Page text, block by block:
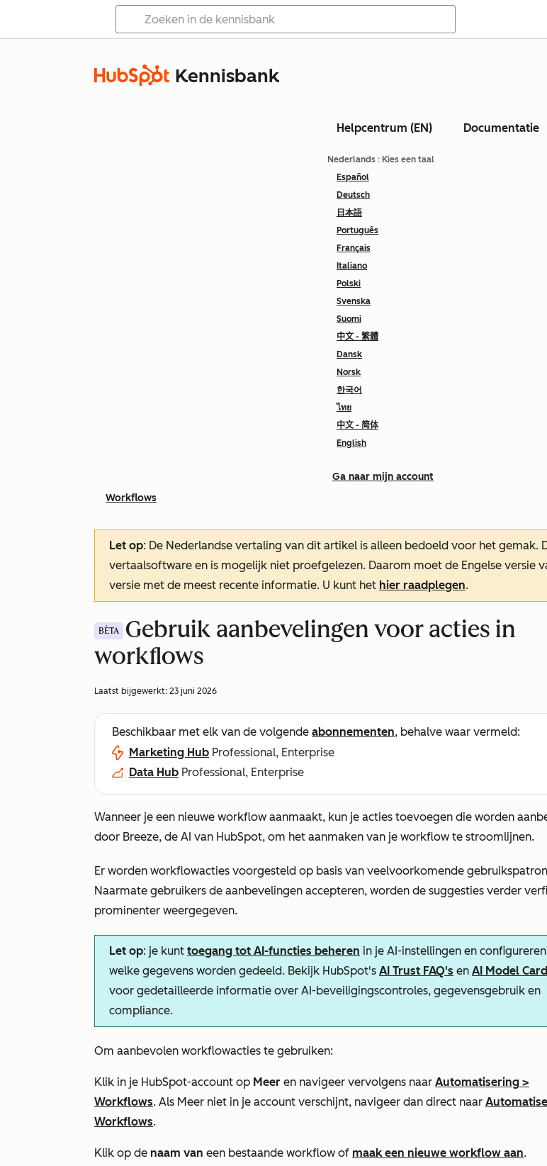
Kennisbank
Helpcentrum (EN) Documentatie
Nederlands : Kies een taal
Español
Deutsch
日本語
Português
Français
Italiano
Polski
Svenska
Suomi
中文 - 繁體
Dansk
Norsk
한국어
ไทย
中文 - 简体
English
Ga naar mijn account
Workflows
Let op: De Nederlandse vertaling van dit artikel is alleen bedoeld voor het gemak.
vertaalsoftware en is mogelijk niet proefgelezen. Daarom moet de Engelse versie
versie met de meest recente informatie. U kunt het hier raadplegen.
BÈTA
Gebruik aanbevelingen voor acties in
workflows
Laatst bijgewerkt: 23 juni 2026
Beschikbaar met elk van de volgende abonnementen, behalve waar vermeld:
Marketing Hub Professional, Enterprise
Data Hub Professional, Enterprise
Wanneer je een nieuwe workflow aanmaakt, kun je acties toevoegen die worden
door Breeze, de AI van HubSpot, om het aanmaken van je workflow te stroomlijnen.
Er worden workflowacties voorgesteld op basis van veelvoorkomende
Naarmate gebruikers de aanbevelingen accepteren, worden de suggesties verder
prominenter weergegeven.
Let op: je kunt toegang tot AI-functies beheren in je AI-instellingen en configureren
welke gegevens worden gedeeld. Bekijk HubSpot's AI Trust FAQ's en AI Model
voor gedetailleerde informatie over AI-beveiligingscontroles, gegevensgebruik en
compliance.
Om aanbevolen workflowacties te gebruiken:
Klik in je HubSpot-account op Meer en navigeer vervolgens naar Automatisering >
Workflows. Als Meer niet in je account verschijnt, navigeer dan direct naar
Workflows.
Klik op de naam van een bestaande workflow of maak een nieuwe workflow aan.